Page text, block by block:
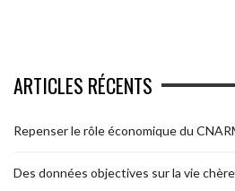
ARTICLES RÉCENTS
Repenser le rôle économique du
Des données objectives sur la vie chère